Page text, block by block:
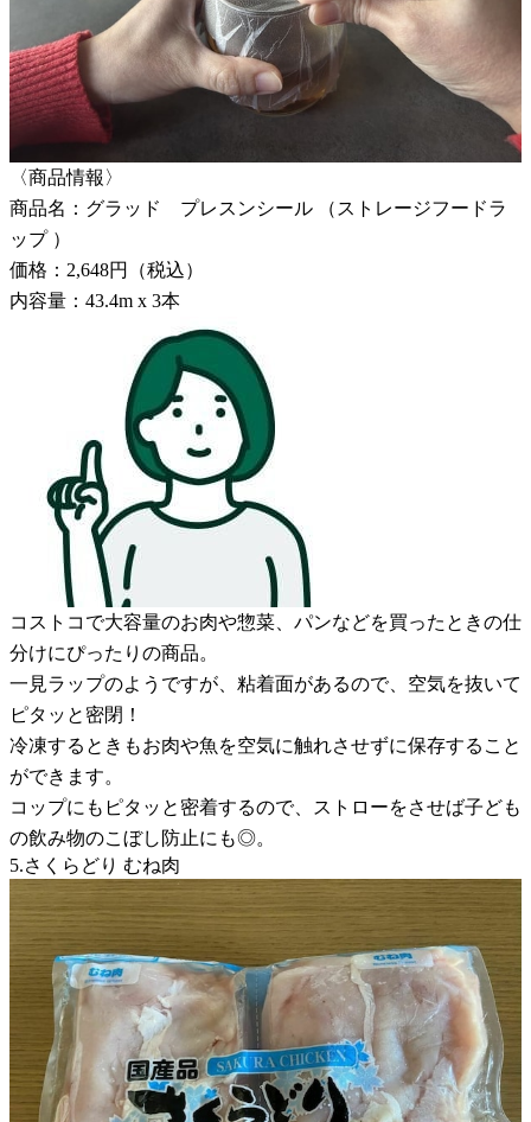
〈商品情報〉
商品名：グラッド プレスンシール （ストレージフードラ
ップ ）
価格：2,648円（税込）
内容量：43.4m x 3本
コストコで大容量のお肉や惣菜、パンなどを買ったときの仕
分けにぴったりの商品。
一見ラップのようですが、粘着面があるので、空気を抜いて
ピタッと密閉！
冷凍するときもお肉や魚を空気に触れさせずに保存すること
ができます。
コップにもピタッと密着するので、ストローをさせば子ども
の飲み物のこぼし防止にも◎。
5.さくらどり むね肉